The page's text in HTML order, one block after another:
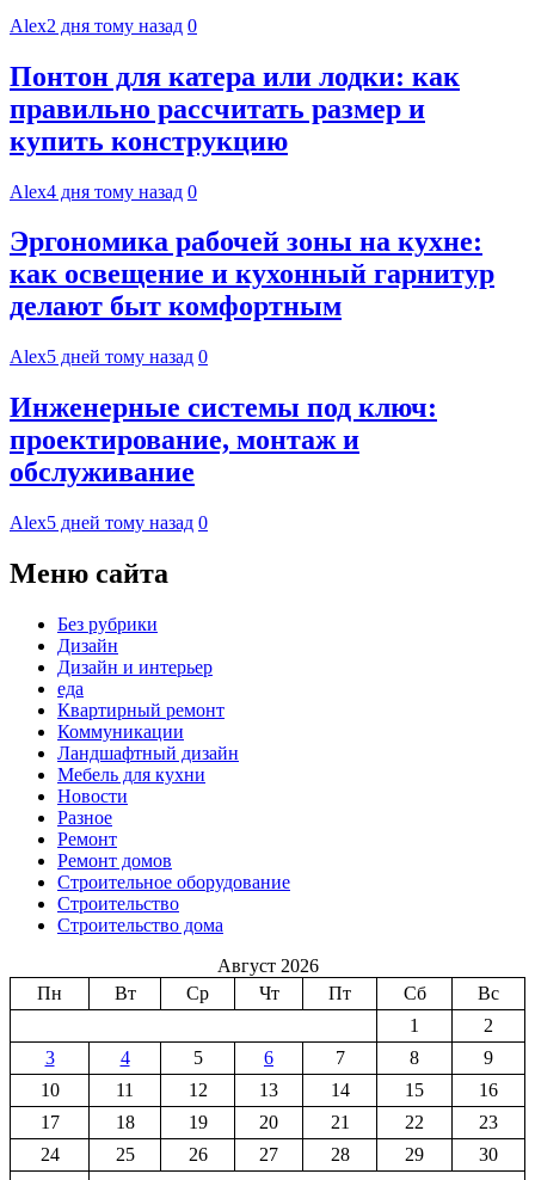
Alex2 дня тому назад 0
Понтон для катера или лодки: как
правильно рассчитать размер и
купить конструкцию
Alex4 дня тому назад 0
Эргономика рабочей зоны на кухне:
как освещение и кухонный гарнитур
делают быт комфортным
Alex5 дней тому назад 0
Инженерные системы под ключ:
проектирование, монтаж и
обслуживание
Alex5 дней тому назад 0
Меню сайта
Без рубрики
Дизайн
Дизайн и интерьер
еда
Квартирный ремонт
Коммуникации
Ландшафтный дизайн
Мебель для кухни
Новости
Разное
Ремонт
Ремонт домов
Строительное оборудование
Строительство
Строительство дома
Август 2026
Пн
Вт Ср Чт Пт Сб
Вс
1
2
3
4 5 6 7 8
9
10
11 12 13 14 15
16
17
18 19 20 21 22
23
24
25 26 27 28 29
30